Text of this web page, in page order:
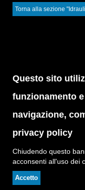
Torna alla sezione
Questo sito
funzionamento
navigazione,
privacy policy
Chiudendo questo
acconsenti all'uso dei
Accetto